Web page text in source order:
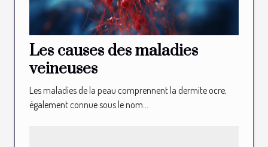
Les causes des maladies
veineuses
Les maladies de la peau comprennent la dermite ocre,
également connue sous le nom...